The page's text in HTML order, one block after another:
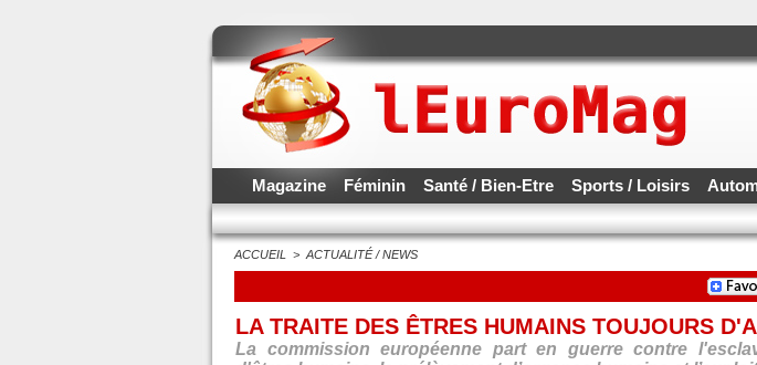
Magazine Féminin Santé / Bien-Etre Sports / Loisirs
ACCUEIL > ACTUALITÉ / NEWS
LA TRAITE DES ÊTRES HUMAINS TOUJOURS
La commission européenne part en guerre contre